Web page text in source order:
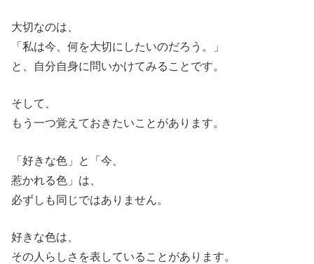
大切なのは、
「私は今、何を大切にしたいのだろう。」
と、自分自身に問いかけてみることです。
そして、
もう一つ覚えておきたいことがあります。
「好きな色」と「今、
惹かれる色」は、
必ずしも同じではありません。
好きな色は、
その人らしさを表していることがあります。